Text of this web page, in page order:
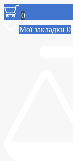
0
Мої закладки 0